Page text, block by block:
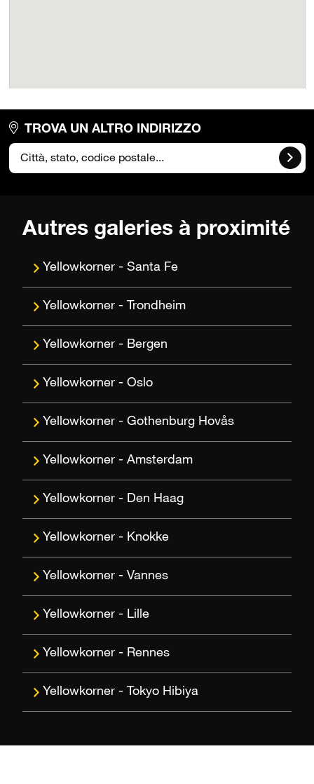
TROVA UN ALTRO INDIRIZZO
Autres galeries à proximité
Santa Fe
Trondheim
Bergen
Oslo
Gothenburg Hovås
Amsterdam
Den Haag
Knokke
Vannes
Lille
Rennes
Tokyo Hibiya